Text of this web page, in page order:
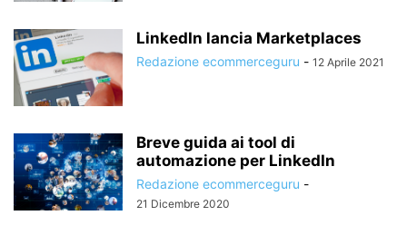
LinkedIn lancia Marketplaces
Redazione ecommerceguru - 12 Aprile 2021
Breve guida ai tool di
automazione per LinkedIn
Redazione ecommerceguru -
21 Dicembre 2020